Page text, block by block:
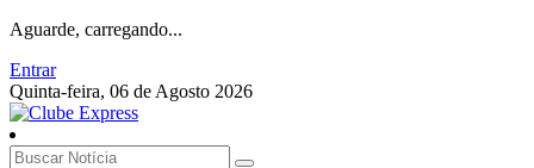
Aguarde, carregando...
Entrar
Quinta-feira, 06 de Agosto 2026